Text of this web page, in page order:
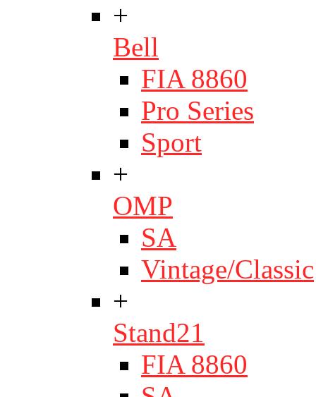
+
Bell
FIA 8860
Pro Series
Sport
+
OMP
SA
Vintage/Classic
+
Stand21
FIA 8860